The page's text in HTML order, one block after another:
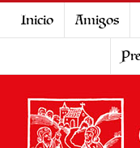
Inicio Amigos